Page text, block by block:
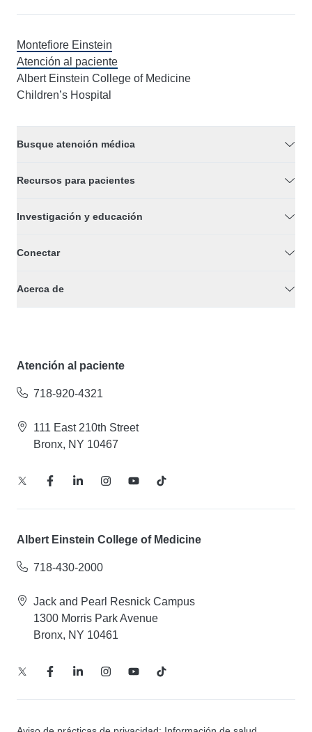
Montefiore Einstein
Atención al paciente
Albert Einstein College of Medicine
Children’s Hospital
Busque atención médica
Recursos para pacientes
Investigación y educación
Conectar
Acerca de
Atención al paciente
718-920-4321
111 East 210th Street
Bronx, NY 10467
Albert Einstein College of Medicine
718-430-2000
Jack and Pearl Resnick Campus
1300 Morris Park Avenue
Bronx, NY 10461